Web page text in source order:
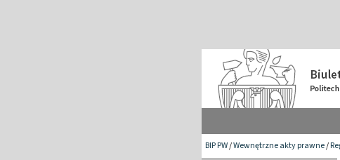
BIP PW/Wewnętrzne akty prawne/